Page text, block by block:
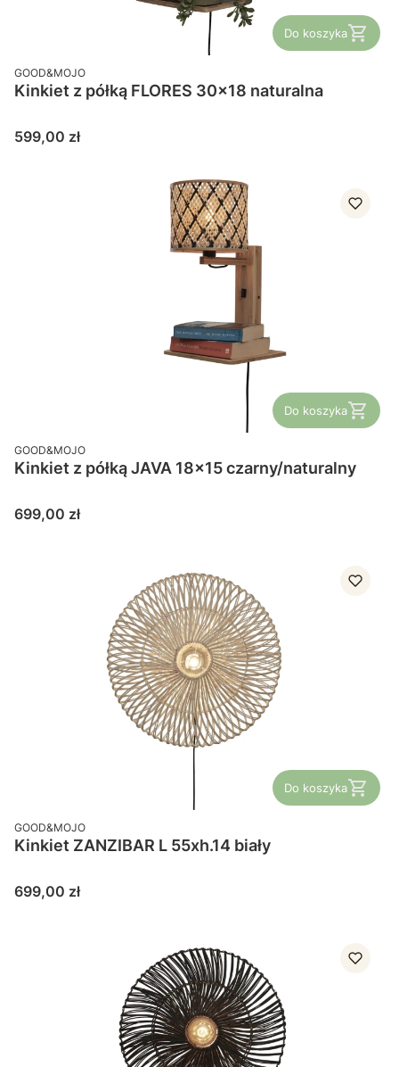
Do koszyka
PRODUCENT
GOOD&MOJO
Kinkiet z półką FLORES 30x18 naturalna
Cena
599,00 zł
Do koszyka
PRODUCENT
GOOD&MOJO
Kinkiet z półką JAVA 18x15 czarny/naturalny
Cena
699,00 zł
Do koszyka
PRODUCENT
GOOD&MOJO
Kinkiet ZANZIBAR L 55xh.14 biały
Cena
699,00 zł